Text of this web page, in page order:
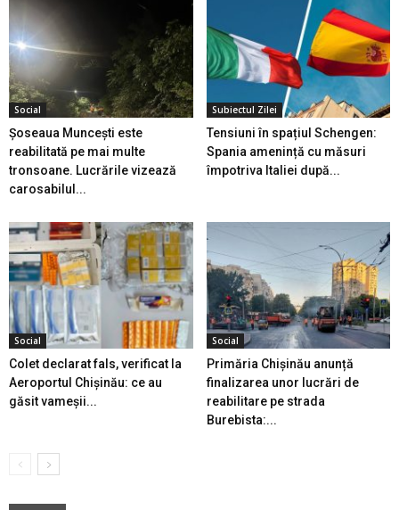
Social
Șoseaua Muncești este
reabilitată pe mai multe
tronsoane. Lucrările vizează
carosabilul...
Subiectul Zilei
Tensiuni în spațiul Schengen:
Spania amenință cu măsuri
împotriva Italiei după...
Social
Colet declarat fals, verificat la
Aeroportul Chișinău: ce au
găsit vameșii...
Social
Primăria Chișinău anunță
finalizarea unor lucrări de
reabilitare pe strada
Burebista:...